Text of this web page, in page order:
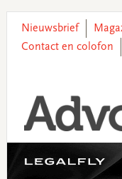
primary
main
primary
footer
Nieuwsbrief
Contact en colofon